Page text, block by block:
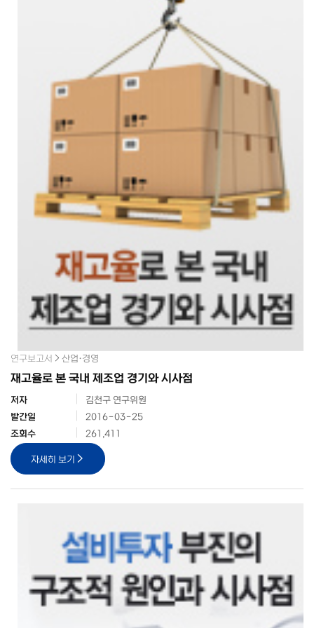
연구보고서 산업·경영
재고율로 본 국내 제조업 경기와 시사점
저자
김천구 연구위원
발간일
2016-03-25
조회수
261,411
자세히 보기